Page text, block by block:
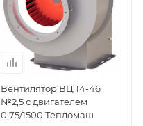
Вентилятор ВЦ 14-46
№2,5 с двигателем
0,75/1500 Тепломаш